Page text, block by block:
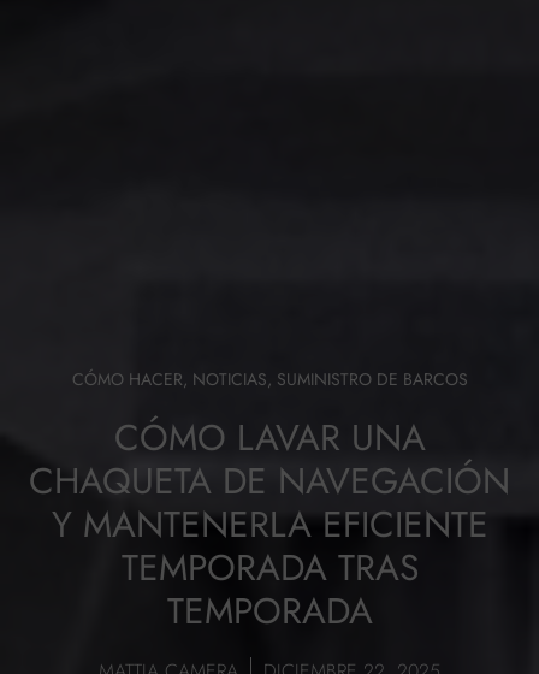
CÓMO HACER, NOTICIAS, SUMINISTRO DE BARCOS
CÓMO LAVAR UNA
CHAQUETA DE NAVEGACIÓN
Y MANTENERLA EFICIENTE
TEMPORADA TRAS
TEMPORADA